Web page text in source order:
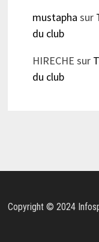
mustapha sur
du club
HIRECHE sur
du club
Copyright © 2024